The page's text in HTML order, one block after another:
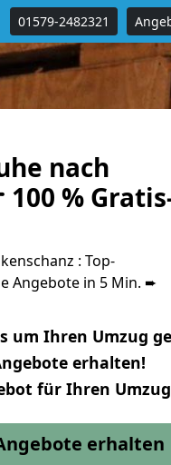
01579-2482321
nach
%
: Top-
Angebote in 5 Min. ➨
um Ihren Umzug
erhalten!
für Ihren
erhalten